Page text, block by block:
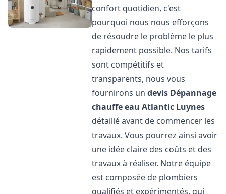
confort quotidien, c'est
pourquoi nous nous efforçons
de résoudre le problème le plus
rapidement possible. Nos tarifs
sont compétitifs et
transparents, nous vous
fournirons undevis Dépannage
chauffe eau Atlantic Luynes
détaillé avant de commencer les
travaux. Vous pourrez ainsi avoir
une idée claire des coûts et des
travaux à réaliser. Notre équipe
est composée de plombiers
qualifiés et expérimentés, qui